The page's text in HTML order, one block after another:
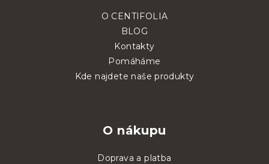
O CENTIFOLIA
BLOG
Kontakty
Pomáháme
Kde najdete naše produkty
O nákupu
Doprava a platba